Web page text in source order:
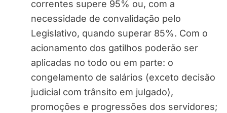
correntes supere 95% ou, com a
necessidade de convalidação pelo
Legislativo, quando superar 85%. Com o
acionamento dos gatilhos poderão ser
aplicadas no todo ou em parte: o
congelamento de salários (exceto decisão
judicial com trânsito em julgado),
promoções e progressões dos servidores;